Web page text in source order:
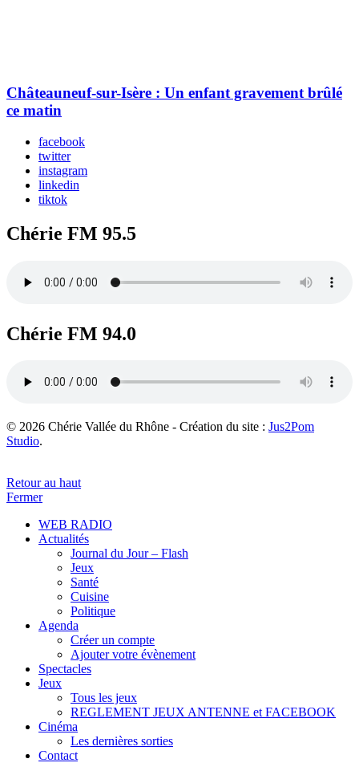
Châteauneuf-sur-Isère : Un enfant gravement brûlé
ce matin
facebook
twitter
instagram
linkedin
tiktok
Chérie FM 95.5
Chérie FM 94.0
© 2026 Chérie Vallée du Rhône - Création du site : Jus2Pom
Studio.
Retour au haut
Fermer
WEB RADIO
Actualités
Journal du Jour – Flash
Jeux
Santé
Cuisine
Politique
Agenda
Créer un compte
Ajouter votre évènement
Spectacles
Jeux
Tous les jeux
REGLEMENT JEUX ANTENNE et FACEBOOK
Cinéma
Les dernières sorties
Contact